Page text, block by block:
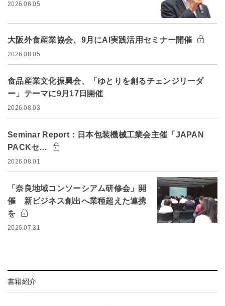
2026.08.05
大阪外食産業協会、9月にAI実践活用セミナー開催
2026.08.05
食品産業文化振興会、「ゆとりを創るチェンジリーダ
ー」テーマに9月17日開催
2026.08.03
Seminar Report：日本包装機械工業会主催「JAPAN
PACKセ…
2026.08.01
「奈良地域コンソーシアム研修会」開
催 新ビジネス創出へ業種超えた連携
を
2026.07.31
書籍紹介